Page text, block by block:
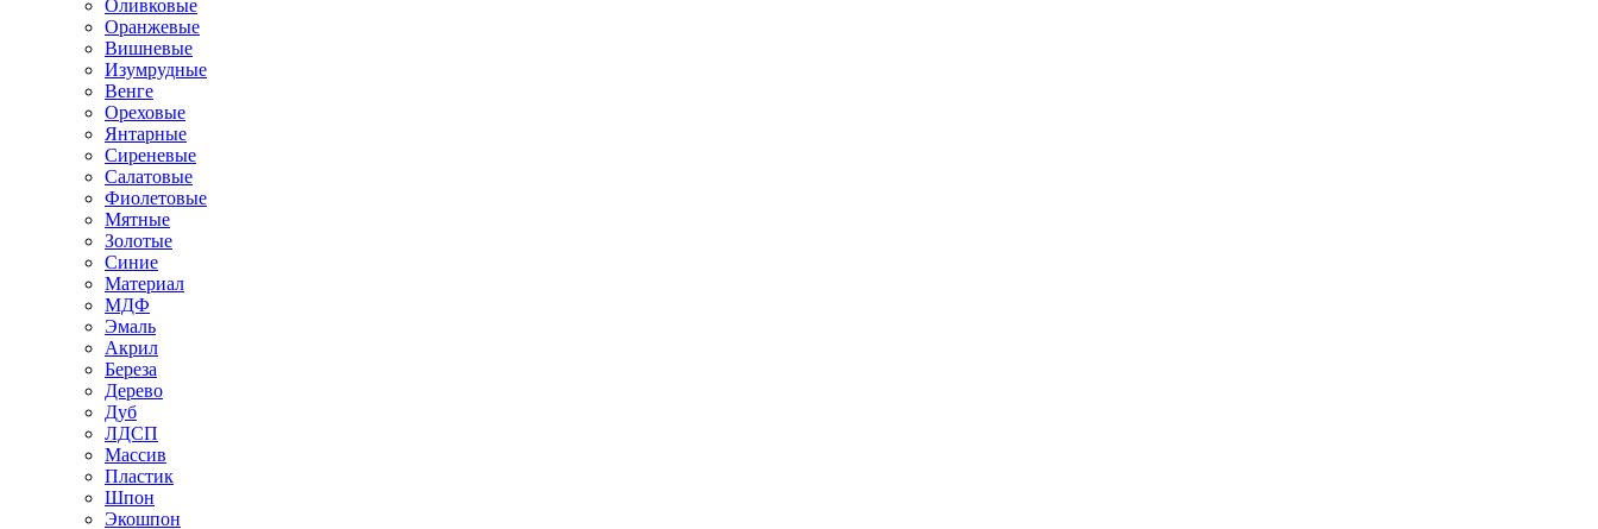
Оливковые
Оранжевые
Вишневые
Изумрудные
Венге
Ореховые
Янтарные
Сиреневые
Салатовые
Фиолетовые
Мятные
Золотые
Синие
Материал
МДФ
Эмаль
Акрил
Береза
Дерево
Дуб
ЛДСП
Массив
Пластик
Шпон
Экошпон